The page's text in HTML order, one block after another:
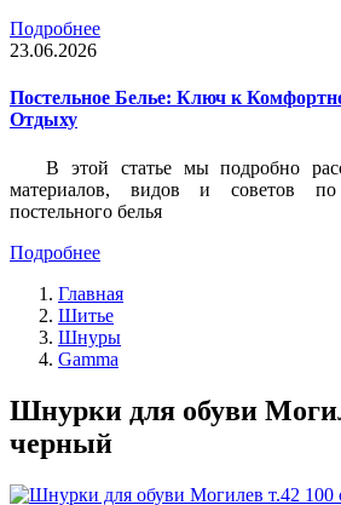
Подробнее
23.06.2026
Постельное Белье: Ключ к
Отдыху
В этой статье мы подробно
материалов, видов и советов по
постельного белья
Подробнее
Главная
Шитье
Шнуры
Gamma
Шнурки для обуви
черный